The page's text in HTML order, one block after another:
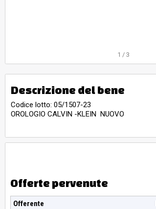
1 / 3
Descrizione del bene
Codice lotto: 05/1507-23
OROLOGIO CALVIN -KLEIN NUOVO
Offerte pervenute
Offerente